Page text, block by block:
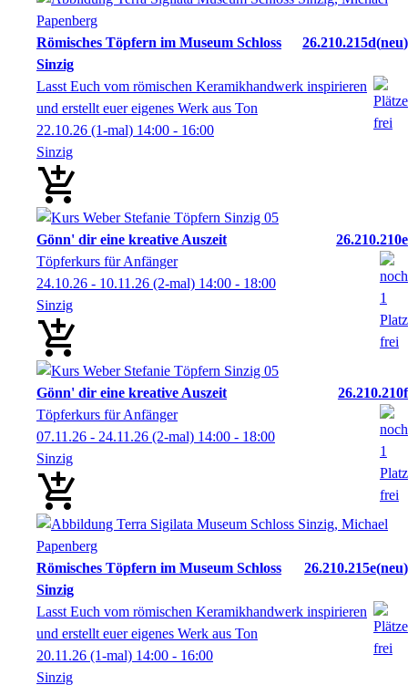
Römisches Töpfern im Museum Schloss
Sinzig
26.210.215d neu
Lasst Euch vom römischen Keramikhandwerk inspirieren
und erstellt euer eigenes Werk aus Ton
22.10.26 (1-mal) 14:00 - 16:00
Sinzig
Gönn' dir eine kreative Auszeit
26.210.210e
Töpferkurs für Anfänger
24.10.26 - 10.11.26 (2-mal) 14:00 - 18:00
Sinzig
Gönn' dir eine kreative Auszeit
26.210.210f
Töpferkurs für Anfänger
07.11.26 - 24.11.26 (2-mal) 14:00 - 18:00
Sinzig
Römisches Töpfern im Museum Schloss
Sinzig
26.210.215e neu
Lasst Euch vom römischen Keramikhandwerk inspirieren
und erstellt euer eigenes Werk aus Ton
20.11.26 (1-mal) 14:00 - 16:00
Sinzig